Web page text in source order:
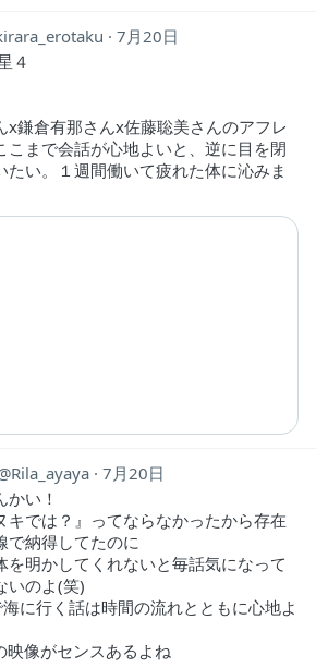
7月20日
x鎌倉有那さんx佐藤聡美さんのアフレ
こまで会話が心地よいと、逆に目を閉
たい。１週間働いて疲れた体に沁みま
Rila_ayaya 7月20日
かい！
キでは？』ってならなかったから存在
で納得してたのに
を明かしてくれないと毎話気になって
いのよ(笑)
に行く話は時間の流れとともに心地よ
映像がセンスあるよね